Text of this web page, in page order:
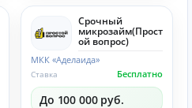
Срочный
микрозайм(Прост
ой вопрос)
МКК «Аделаида»
Бесплатно
Ставка
До 100 000 руб.